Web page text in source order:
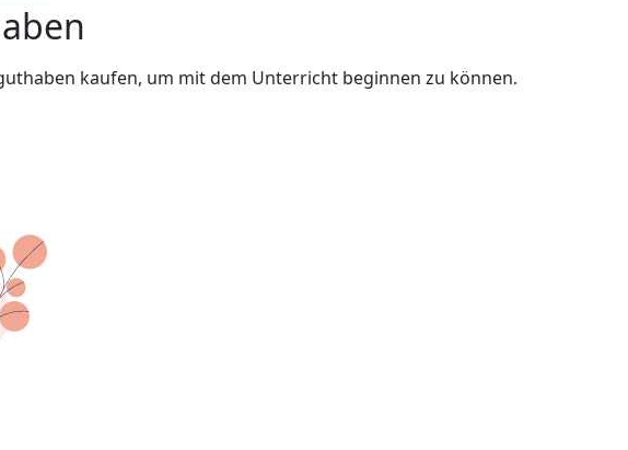
kaufen, um mit dem Unterricht beginnen zu können.